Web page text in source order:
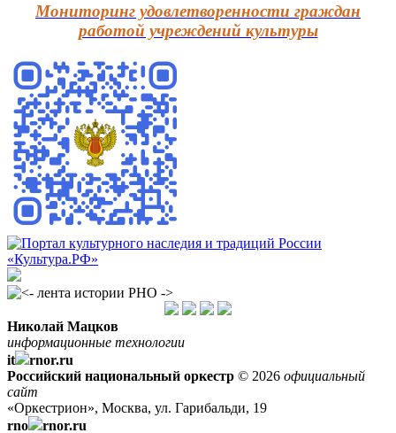
Мониторинг удовлетворенности граждан
работой учреждений культуры
Николай Мацков
информационные технологии
it
rnor.ru
Российский национальный оркестр © 2026 официальный
сайт
«Оркестрион», Москва, ул. Гарибальди, 19
rno
rnor.ru